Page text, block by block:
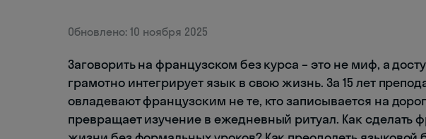
Обновлено: 10 ноября 2025
Заговорить на французском без курса – это не миф, а
грамотно интегрирует язык в свою жизнь. За 15 лет
овладевают французским не те, кто записывается на
превращает изучение в ежедневный ритуал. Как сделать